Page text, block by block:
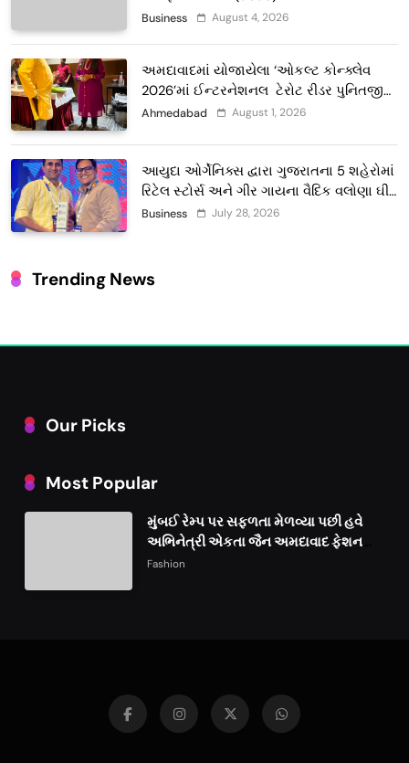
દબદબો
Business August 4, 2026
અમદાવાદમાં યોજાયેલા ‘ઓકલ્ટ કોન્ક્લેવ
2026’માં ઈન્ટરનેશનલ ટેરોટ રીડર પુનિતજી
લુલ્લા એ ટેરોટ કાર્ડ રીડિંગ અંગે માહિતી આપી
Ahmedabad August 1, 2026
આયુદા ઓર્ગેનિક્સ દ્વારા ગુજરાતના 5 શહેરોમાં
રિટેલ સ્ટોર્સ અને ગીર ગાયના વૈદિક વલોણા ઘી-
દૂધની શુદ્ધ સેવાઓ સાથે વ્યાપક વિસ્તરણ
Business July 28, 2026
Trending News
Our Picks
Most Popular
મુંબઈ રેમ્પ પર સફળતા મેળવ્યા પછી હવે
અભિનેત્રી એકતા જૈન અમદાવાદ ફેશન
વીકમાં પોતાની પ્રતિભા પ્રદર્શિત કરશે
Fashion